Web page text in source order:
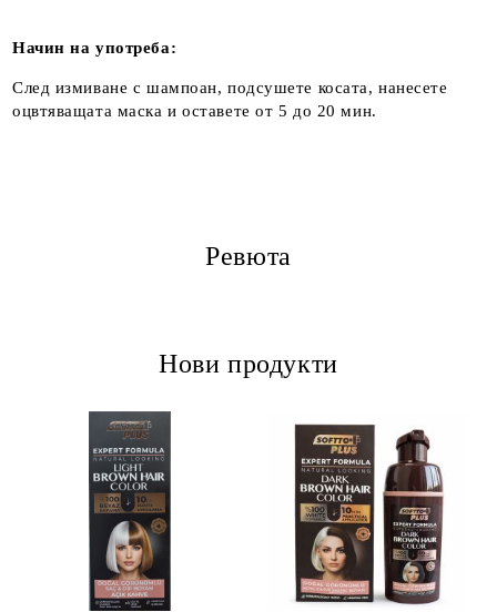
Начин на употреба:
След измиване с шампоан, подсушете косата, нанесете
оцвтяващата маска и оставете от 5 до 20 мин.
Ревюта
Нови продукти